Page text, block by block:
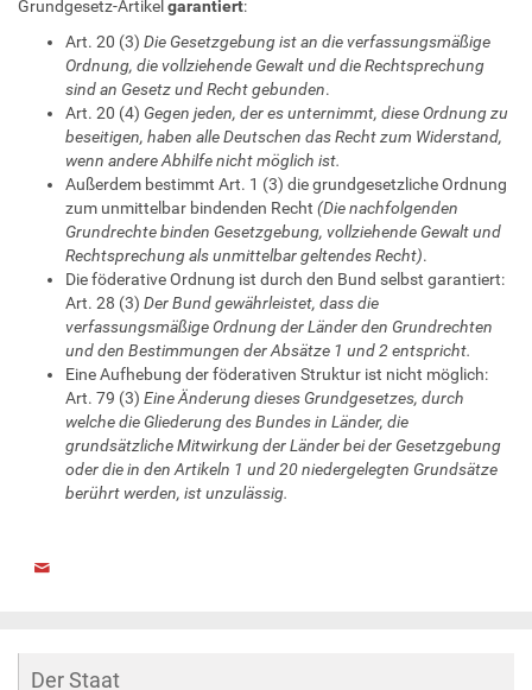
Grundgesetz-Artikel garantiert:
Art. 20 (3) Die Gesetzgebung ist an die verfassungsmäßige
Ordnung, die vollziehende Gewalt und die Rechtsprechung
sind an Gesetz und Recht gebunden.
Art. 20 (4) Gegen jeden, der es unternimmt, diese Ordnung zu
beseitigen, haben alle Deutschen das Recht zum Widerstand,
wenn andere Abhilfe nicht möglich ist.
Außerdem bestimmt Art. 1 (3) die grundgesetzliche Ordnung
zum unmittelbar bindenden Recht (Die nachfolgenden
Grundrechte binden Gesetzgebung, vollziehende Gewalt und
Rechtsprechung als unmittelbar geltendes Recht).
Die föderative Ordnung ist durch den Bund selbst garantiert:
Art. 28 (3) Der Bund gewährleistet, dass die
verfassungsmäßige Ordnung der Länder den Grundrechten
und den Bestimmungen der Absätze 1 und 2 entspricht.
Eine Aufhebung der föderativen Struktur ist nicht möglich:
Art. 79 (3) Eine Änderung dieses Grundgesetzes, durch
welche die Gliederung des Bundes in Länder, die
grundsätzliche Mitwirkung der Länder bei der Gesetzgebung
oder die in den Artikeln 1 und 20 niedergelegten Grundsätze
berührt werden, ist unzulässig.
Der Staat